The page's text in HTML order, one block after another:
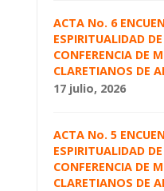
ACTA No. 6
ESPIRITUALIDAD
CONFERENCIA DE
CLARETIANOS DE
17 julio, 2026
ACTA No. 5
ESPIRITUALIDAD
CONFERENCIA DE
CLARETIANOS DE